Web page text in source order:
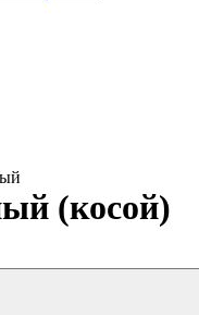
(косой)